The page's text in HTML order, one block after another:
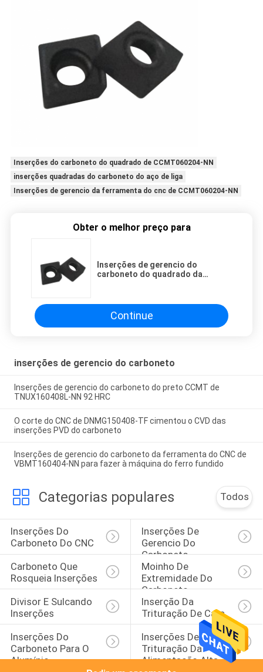
Inserções do carboneto do quadrado de CCMT060204-NN
inserções quadradas do carboneto do aço de liga
Inserções de gerencio da ferramenta do cnc de CCMT060204-NN
Obter o melhor preço para
Inserções de gerencio do
carboneto do quadrado da
Continue
inserções de gerencio do carboneto
Inserções de gerencio do carboneto do preto CCMT de
TNUX160408L-NN 92 HRC
O corte do CNC de DNMG150408-TF cimentou o CVD das
inserções PVD do carboneto
Inserções de gerencio do carboneto da ferramenta do CNC de
VBMT160404-NN para fazer à máquina do ferro fundido
Categorias populares Todos
Inserções Do
Carboneto Do CNC
Inserções De
Gerencio Do
Carboneto
Carboneto Que
Rosqueia Inserções
Moinho De
Extremidade Do
Carboneto
Divisor E Sulcando
Inserções
Inserção Da
Trituração De Cara
Inserções Do
Carboneto Para O
Alumínio
Inserções De
Trituração Da
Alimentação Alta